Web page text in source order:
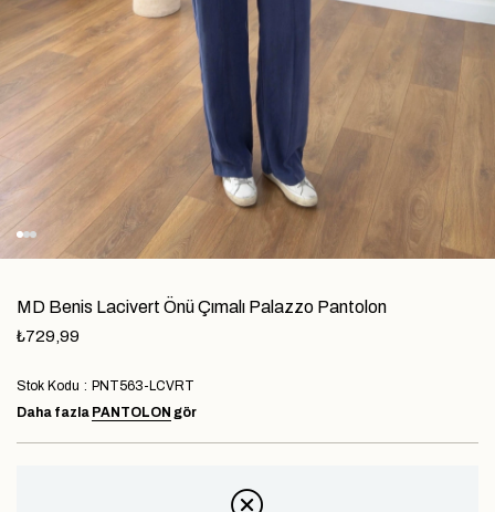
MD Benis Lacivert Önü Çımalı Palazzo Pantolon
₺729,99
Stok Kodu
PNT563-LCVRT
Daha fazla PANTOLON gör